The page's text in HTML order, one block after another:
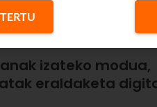
Azaroaren 5ean egin zen
izateko modua,
eraldaketa